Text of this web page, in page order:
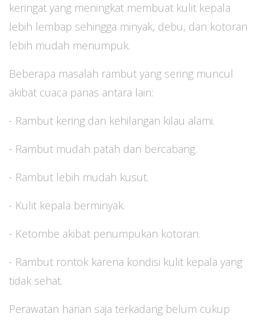
keringat yang meningkat membuat kulit kepala
lebih lembap sehingga minyak, debu, dan kotoran
lebih mudah menumpuk.
Beberapa masalah rambut yang sering muncul
akibat cuaca panas antara lain:
- Rambut kering dan kehilangan kilau alami.
- Rambut mudah patah dan bercabang.
- Rambut lebih mudah kusut.
- Kulit kepala berminyak.
- Ketombe akibat penumpukan kotoran.
- Rambut rontok karena kondisi kulit kepala yang
tidak sehat.
Perawatan harian saja terkadang belum cukup